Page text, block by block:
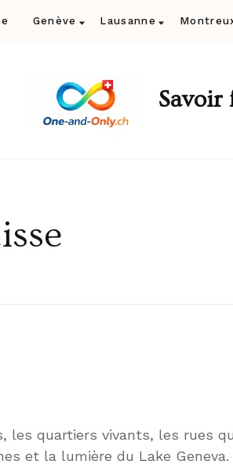
Genève Lausanne
Savoir
les quartiers vivants, les rues
et la lumière du Lake Geneva.